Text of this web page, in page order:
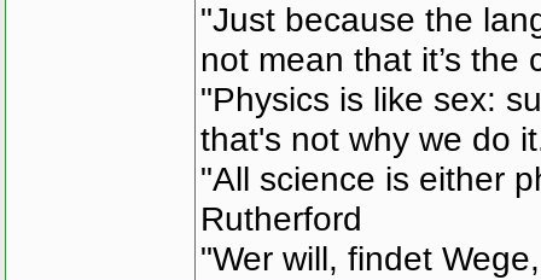
"Just because the
not mean that it’s the
"Physics is like sex:
that's not why we do
"All science is either
Rutherford
"Wer will, findet